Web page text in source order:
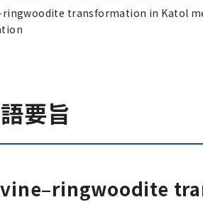
transformation in Katol
要旨